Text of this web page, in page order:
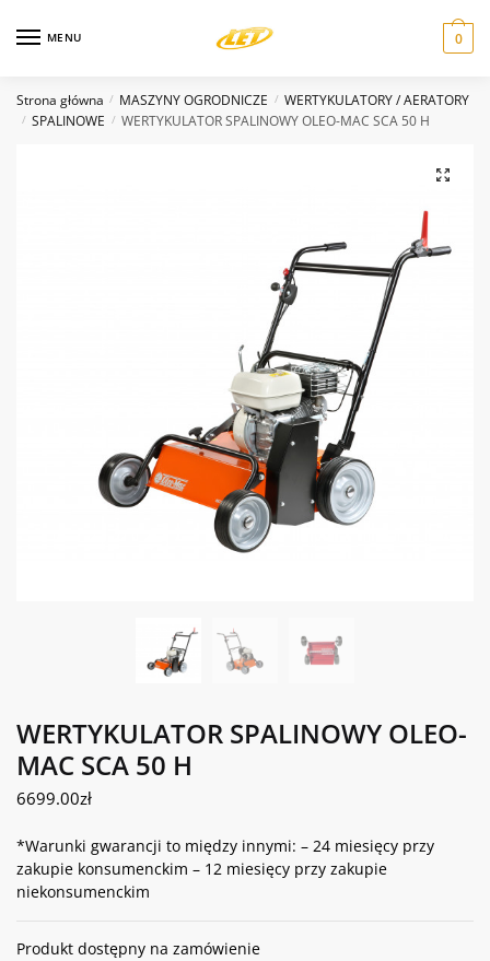
MENU 0
Strona główna / MASZYNY OGRODNICZE / WERTYKULATORY / AERATORY
/ SPALINOWE / WERTYKULATOR SPALINOWY OLEO-MAC SCA 50 H
WERTYKULATOR SPALINOWY OLEO-
MAC SCA 50 H
6699.00zł
*Warunki gwarancji to między innymi: – 24 miesięcy przy
zakupie konsumenckim – 12 miesięcy przy zakupie
niekonsumenckim
Produkt dostępny na zamówienie
Zapytanie odnośnie produktu